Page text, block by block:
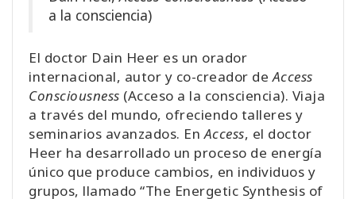
a la consciencia)
El doctor Dain Heer es un orador
internacional, autor y co-creador deAccess
Consciousness (Acceso a la consciencia). Viaja
a través del mundo, ofreciendo talleres y
seminarios avanzados. EnAccess, el doctor
Heer ha desarrollado un proceso de energía
único que produce cambios, en individuos y
grupos, llamado “The Energetic Synthesis of